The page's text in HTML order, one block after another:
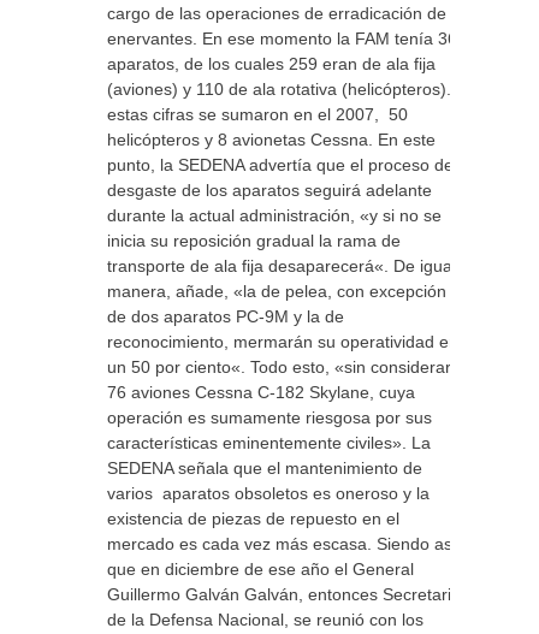
cargo de las operaciones de erradicación de
enervantes. En ese momento la FAM tenía 369
aparatos, de los cuales 259 eran de ala fija
(aviones) y 110 de ala rotativa (helicópteros). A
estas cifras se sumaron en el 2007, 50
helicópteros y 8 avionetas Cessna. En este
punto, la SEDENA advertía que el proceso de
desgaste de los aparatos seguirá adelante
durante la actual administración, «y si no se
inicia su reposición gradual la rama de
transporte de ala fija desaparecerá«. De igual
manera, añade, «la de pelea, con excepción
de dos aparatos PC-9M y la de
reconocimiento, mermarán su operatividad en
un 50 por ciento«. Todo esto, «sin considerar
76 aviones Cessna C-182 Skylane, cuya
operación es sumamente riesgosa por sus
características eminentemente civiles». La
SEDENA señala que el mantenimiento de
varios aparatos obsoletos es oneroso y la
existencia de piezas de repuesto en el
mercado es cada vez más escasa. Siendo así
que en diciembre de ese año el General
Guillermo Galván Galván, entonces Secretario
de la Defensa Nacional, se reunió con los